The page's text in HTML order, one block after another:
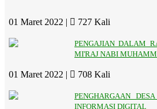
01 Maret 2022 | 727 Kali
PENGAJIAN DALAM
MI'RAJ NABI
01 Maret 2022 | 708 Kali
PENGHARGAAN
INFORMASI DIGITAL